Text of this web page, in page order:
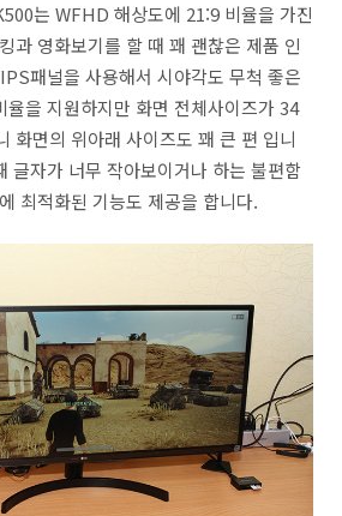
는 WFHD 해상도에 21:9 비율을 가진
과 영화보기를 할 때 꽤 괜찮은 제품 인
패널을 사용해서 시야각도 무척 좋은
율을 지원하지만 화면 전체사이즈가 34
화면의 위아래 사이즈도 꽤 큰 편 입니
글자가 너무 작아보이거나 하는 불편함
최적화된 기능도 제공을 합니다.